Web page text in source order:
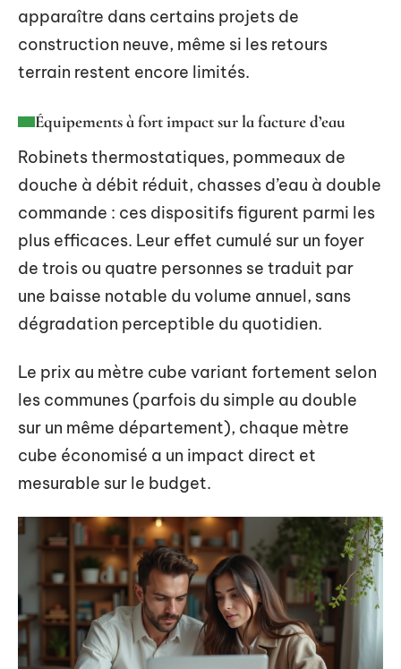
apparaître dans certains projets de
construction neuve, même si les retours
terrain restent encore limités.
Équipements à fort impact sur la facture d’eau
Robinets thermostatiques, pommeaux de
douche à débit réduit, chasses d’eau à double
commande : ces dispositifs figurent parmi les
plus efficaces. Leur effet cumulé sur un foyer
de trois ou quatre personnes se traduit par
une baisse notable du volume annuel, sans
dégradation perceptible du quotidien.
Le prix au mètre cube variant fortement selon
les communes (parfois du simple au double
sur un même département), chaque mètre
cube économisé a un impact direct et
mesurable sur le budget.